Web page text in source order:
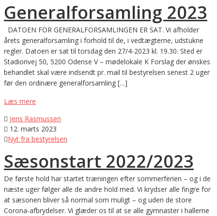
Generalforsamling 2023
DATOEN FOR GENERALFORSAMLINGEN ER SAT. Vi afholder
årets generalforsamling i forhold til de, i vedtægterne, udstukne
regler. Datoen er sat til torsdag den 27/4-2023 kl. 19.30. Sted er
Stadionvej 50, 5200 Odense V – mødelokale K Forslag der ønskes
behandlet skal være indsendt pr. mail til bestyrelsen senest 2 uger
før den ordinære generalforsamling […]
Læs mere
 Jens Rasmussen
 12. marts 2023
Nyt fra bestyrelsen
Sæsonstart 2022/2023
De første hold har startet træningen efter sommerferien – og i de
næste uger følger alle de andre hold med. Vi krydser alle fingre for
at sæsonen bliver så normal som muligt – og uden de store
Corona-afbrydelser. Vi glæder os til at se alle gymnaster i hallerne